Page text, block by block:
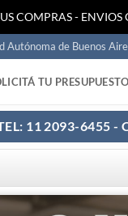
COMPRAS -
Autónoma de Buenos
TU PRESUPUESTO
11 2093-6455 -